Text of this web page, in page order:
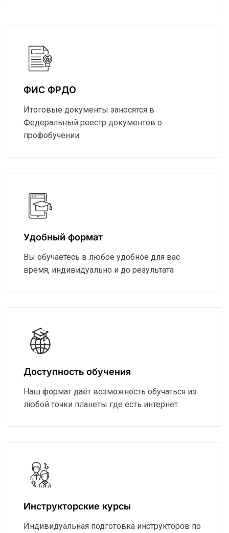
ФИС ФРДО
Итоговые документы заносятся в
Федеральный реестр документов о
профобучении
Удобный формат
Вы обучаетесь в любое удобное для вас
время, индивидуально и до результата
Доступность обучения
Наш формат даёт возможность обучаться из
любой точки планеты где есть интернет
Инструкторские курсы
Индивидуальная подготовка инструкторов по